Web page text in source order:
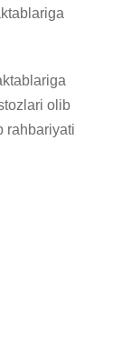
olib
rahbariyati